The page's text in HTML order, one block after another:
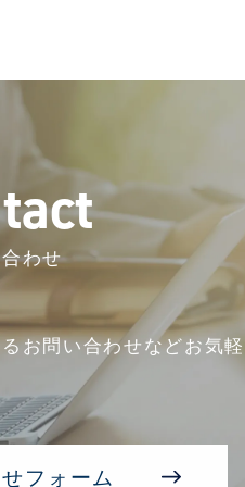
tact
わせ
お問い合わせなどお気
フォーム